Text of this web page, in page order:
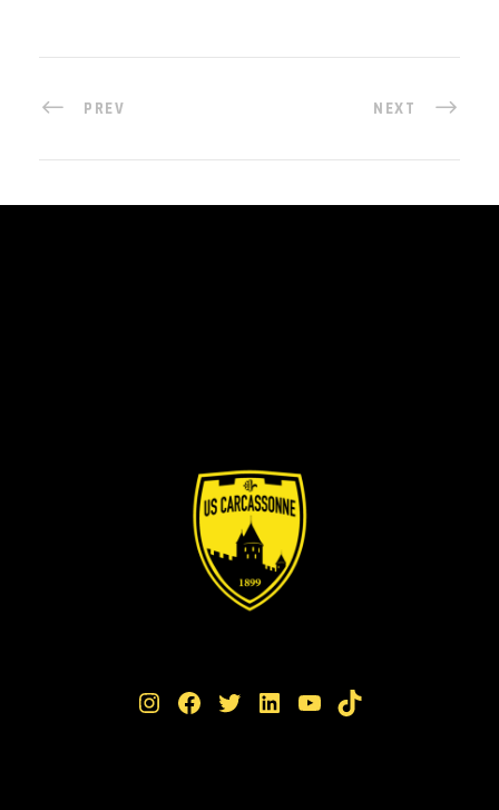
PREV NEXT
Instagram Facebook Twitter LinkedIn YouTube TikTok